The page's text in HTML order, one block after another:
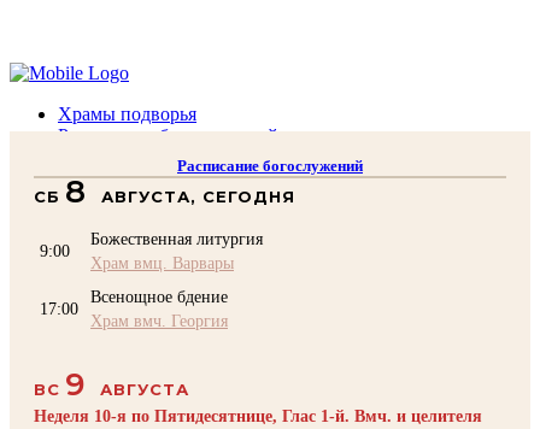
Храмы подворья
Расписание богослужений
Воскресная школа
Преподаватели Воскресной школы
КОНТАКТЫ
Помочь Подворью
Расписание богослужений
СБ 8 АВГУСТА, СЕГОДНЯ
9:00
Божественная литургия
Храм вмц. Варвары
17:00
Всенощное бдение
Храм вмч. Георгия
ВС 9
АВГУСТА
Неделя 10-я по Пятидесятнице, Глас 1-й. Вмч. и целителя